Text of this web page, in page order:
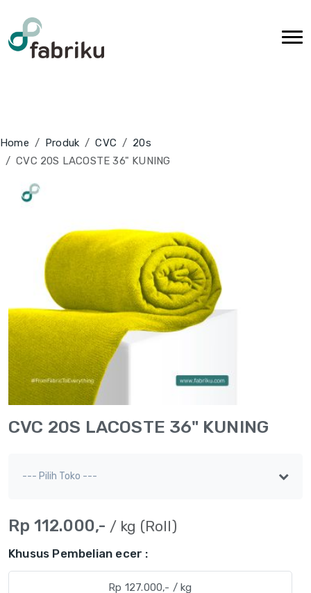
Home Produk CVC
20s
CVC 20S LACOSTE 36" KUNING
CVC 20S LACOSTE 36" KUNING
Rp 112.000,- / kg (Roll)
Khusus Pembelian ecer :
Rp 127.000,- / kg